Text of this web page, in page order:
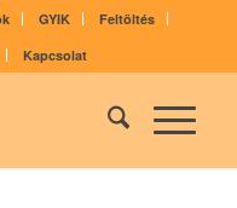
GYIK
Feltöltés
Kapcsolat